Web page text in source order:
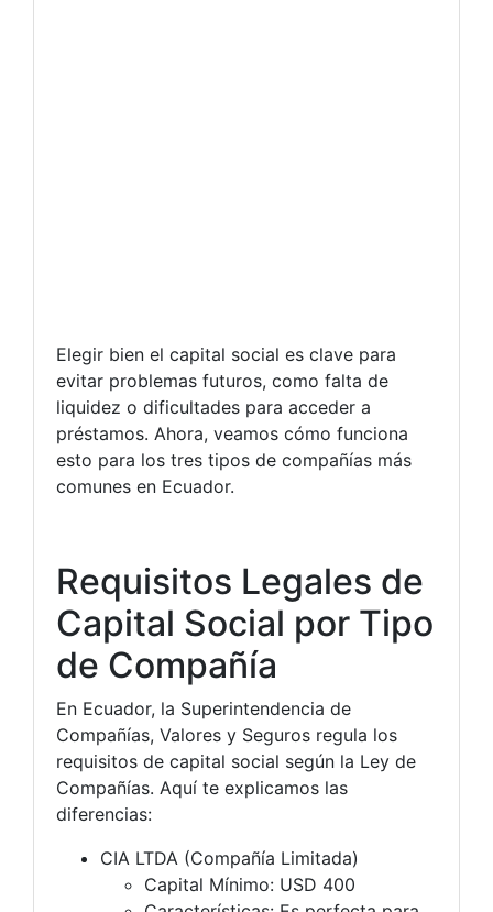
Elegir bien el capital social es clave para
evitar problemas futuros, como falta de
liquidez o dificultades para acceder a
préstamos. Ahora, veamos cómo funciona
esto para los tres tipos de compañías más
comunes en Ecuador.
Requisitos Legales de
Capital Social por Tipo
de Compañía
En Ecuador, la Superintendencia de
Compañías, Valores y Seguros regula los
requisitos de capital social según la Ley de
Compañías. Aquí te explicamos las
diferencias:
CIA LTDA (Compañía Limitada)
Capital Mínimo: USD 400